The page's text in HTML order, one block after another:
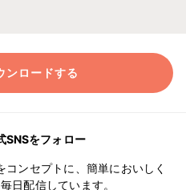
ンロードする
SNSをフォロー
コンセプトに、簡単においしく
日配信しています。